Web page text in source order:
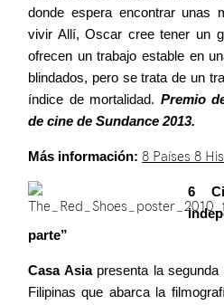
donde espera encontrar unas
vivir Allí, Oscar cree tener un
ofrecen un trabajo estable en
blindados, pero se trata de un
índice de mortalidad. Premio
de cine de Sundance 2013.
Más información: 8 Países 8
6
parte”
Casa Asiapresenta la segunda
Filipinas que abarca la